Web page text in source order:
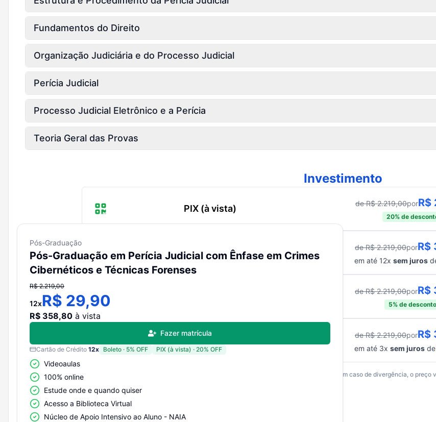
Fundamentos do Direito
Organização Judiciária e do Processo Judicial
Perícia Judicial
Processo Judicial Eletrônico e a Perícia
Teoria Geral das Provas
Investimento
PIX (à vista) de R$2.219,00porR$
20% de
Cartão de Crédito de R$2.219,00porR$
em até 12x sem juros
de R$2.219,00porR$
5% de desconto
Boleto parcelado de R$2.219,00porR$
em até 3xsem juros de
*Preços válidos somente para compras via internet. Em caso de divergência, o preço
Pós-Graduação
Pós-Graduação em Perícia Judicial com Ênfase em Crimes
Cibernéticos e Técnicas Forenses
R$2.219,00
12xR$ 29,90
R$ 358,80 à vista
Fazer matrícula
Cartão de Crédito 12x Boleto · 5% OFF PIX (à vista) · 20% OFF
Videoaulas
100% online
Estude onde e quando quiser
Acesso a Biblioteca Virtual
Núcleo de Apoio Intensivo ao Aluno - NAIA